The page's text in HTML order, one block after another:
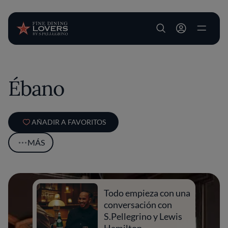
User account
Ébano
AÑADIR A FAVORITOS
MÁS
Todo empieza con una
conversación con
S.Pellegrino y Lewis